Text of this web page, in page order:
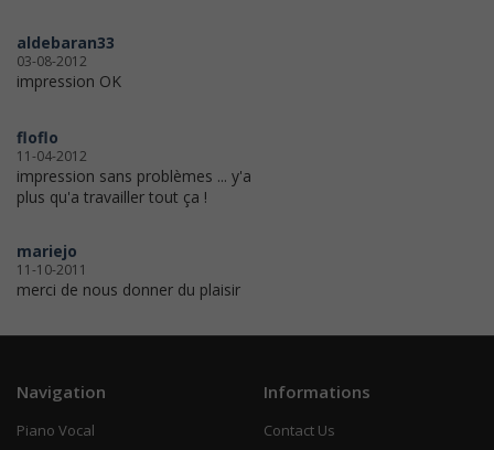
aldebaran33
03-08-2012
impression OK
floflo
11-04-2012
impression sans problèmes ... y'a
plus qu'a travailler tout ça !
mariejo
11-10-2011
merci de nous donner du plaisir
Navigation
Piano Vocal
Informations
Contact Us